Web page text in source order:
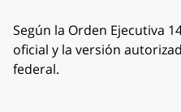
Según la Orden Ejecutiva
oficial y la versión
federal.